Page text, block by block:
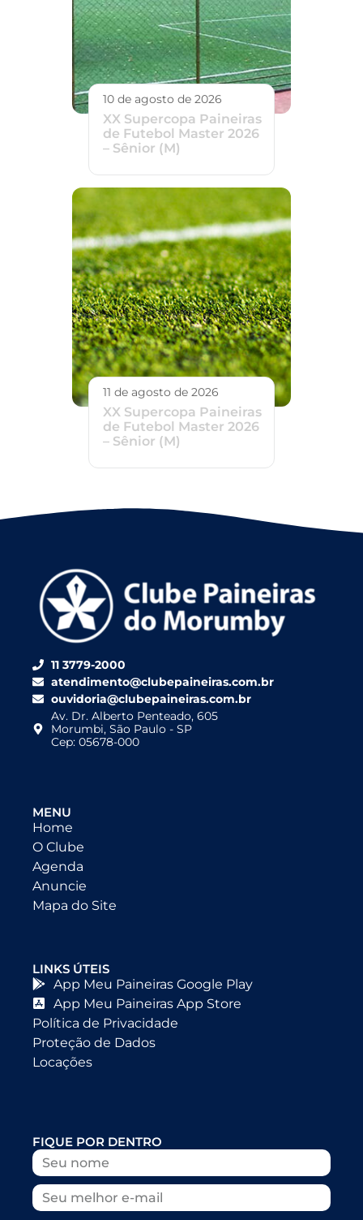
10 de agosto de 2026
XX Supercopa Paineiras
de Futebol Master 2026
– Sênior (M)
11 de agosto de 2026
XX Supercopa Paineiras
de Futebol Master 2026
– Sênior (M)
11 3779-2000
atendimento@clubepaineiras.com.br
ouvidoria@clubepaineiras.com.br
Av. Dr. Alberto Penteado, 605
Morumbi, São Paulo - SP
Cep: 05678-000
MENU
Home
O Clube
Agenda
Anuncie
Mapa do Site
LINKS ÚTEIS
App Meu Paineiras Google Play
App Meu Paineiras App Store
Política de Privacidade
Proteção de Dados
Locações
FIQUE POR DENTRO